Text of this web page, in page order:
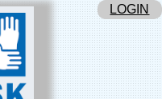
LOGIN